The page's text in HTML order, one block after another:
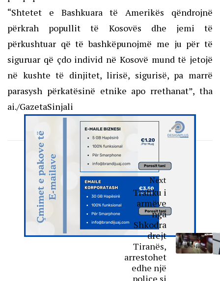
“Shtetet e Bashkuara të Amerikës qëndrojnë
përkrah popullit të Kosovës dhe jemi të
përkushtuar që të bashkëpunojmë me ju për të
siguruar që çdo individ në Kosovë mund të jetojë
në kushte të dinjitet, lirisë, sigurisë, pa marrë
parasysh përkatësinë etnike apo rrethanat”, tha
ai./GazetaSinjali
Next
Trafiku i
armëve
nga
Shkodra
drejt
Tiranës,
arrestohet
edhe një